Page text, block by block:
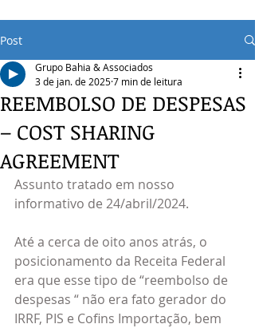
Post
REEMBOLSO DE DESPESAS
– COST SHARING
AGREEMENT
Grupo Bahia & Associados
3 de jan. de 20257 min de leitura
Assunto tratado em nosso
informativo de 24/abril/2024.
Até a cerca de oito anos atrás, o
posicionamento da Receita Federal
era que esse tipo de “reembolso de
despesas “ não era fato gerador do
IRRF, PIS e Cofins Importação, bem